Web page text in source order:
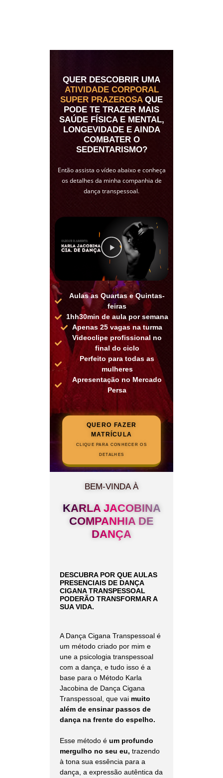
QUER DESCOBRIR UMA
ATIVIDADE CORPORAL
SUPER PRAZEROSAQUE
PODE TE TRAZER MAIS
SAÚDE FÍSICA E MENTAL,
LONGEVIDADE E AINDA
COMBATER O
SEDENTARISMO?
Então assista o vídeo abaixo e conheça
os detalhes da minha companhia de
dança transpessoal.
Aulas as Quartas e Quintas-
feiras
1hh30min de aula por semana
Apenas 25 vagas na turma
Videoclipe profissional no
final do ciclo
Perfeito para todas as
mulheres
Apresentação no Mercado
Persa
QUERO FAZER
MATRÍCULA
CLIQUE PARA CONHECER OS
DETALHES
BEM-VINDA À
KARLA JACOBINA
COMPANHIA DE
DANÇA
DESCUBRA POR QUE AULAS
PRESENCIAIS DE DANÇA
CIGANA TRANSPESSOAL
PODERÃO TRANSFORMAR A
SUA VIDA.
A Dança Cigana Transpessoal é
um método criado por mim e
une a psicologia transpessoal
com a dança, e tudo isso é a
base para o Método Karla
Jacobina de Dança Cigana
Transpessoal, que vai muito
além de ensinar passos de
dança na frente do espelho.
Esse método é um profundo
mergulho no seu eu, trazendo
à tona sua essência para a
dança, a expressão autêntica da